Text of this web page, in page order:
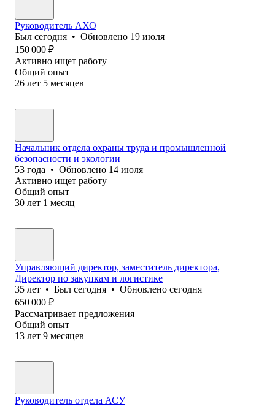
Руководитель АХО
Был сегодня • Обновлено 19 июля
150 000 ₽
Активно ищет работу
Общий опыт
26 лет 5 месяцев
Начальник отдела охраны труда и промышленной
безопасности и экологии
53 года • Обновлено 14 июля
Активно ищет работу
Общий опыт
30 лет 1 месяц
Управляющий директор, заместитель директора,
Директор по закупкам и логистике
35 лет • Был сегодня • Обновлено сегодня
650 000 ₽
Рассматривает предложения
Общий опыт
13 лет 9 месяцев
Руководитель отдела АСУ